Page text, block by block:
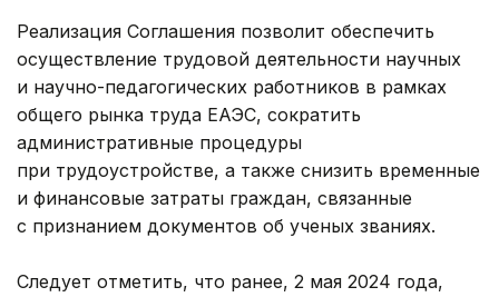
Реализация Соглашения позволит обеспечить
осуществление трудовой деятельности научных
и научно-педагогических работников в рамках
общего рынка труда ЕАЭС, сократить
административные процедуры
при трудоустройстве, а также снизить временные
и финансовые затраты граждан, связанные
с признанием документов об ученых званиях.
Следует отметить, что ранее, 2 мая 2024 года,